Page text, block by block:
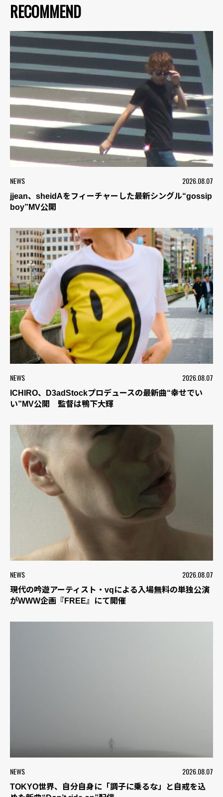
RECOMMEND
NEWS 2026.08.07
jjean、sheidAをフィーチャーした最新シングル“gossip
boy”MV公開
NEWS 2026.08.07
ICHIRO、D3adStockプロデュースの最新曲“幸せでい
い”MV公開 監督は鴨下大輝
NEWS 2026.08.07
現代の吟遊アーティスト・vqによる入場無料の単独公演
がWWW企画『FREE』にて開催
NEWS 2026.08.07
TOKYO世界、自分自身に「調子に乗るな」と自戒を込